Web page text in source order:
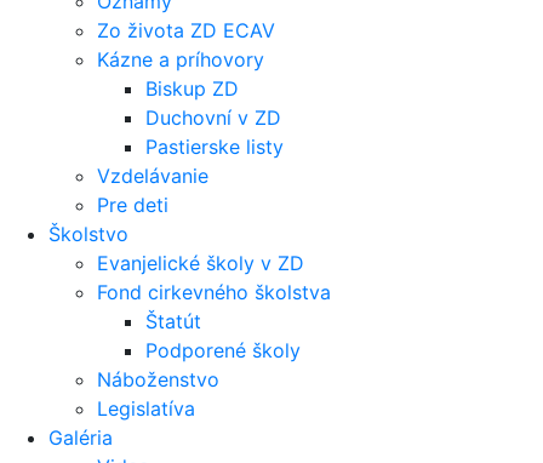
Zo života ZD ECAV
Kázne a príhovory
Biskup ZD
Duchovní v ZD
Pastierske listy
Vzdelávanie
Pre deti
Školstvo
Evanjelické školy v ZD
Fond cirkevného školstva
Štatút
Podporené školy
Náboženstvo
Legislatíva
Galéria